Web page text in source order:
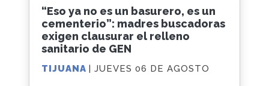
“Eso ya no es un basurero, es un
cementerio”: madres buscadoras
exigen clausurar el relleno
sanitario de GEN
TIJUANA | JUEVES 06 DE AGOSTO